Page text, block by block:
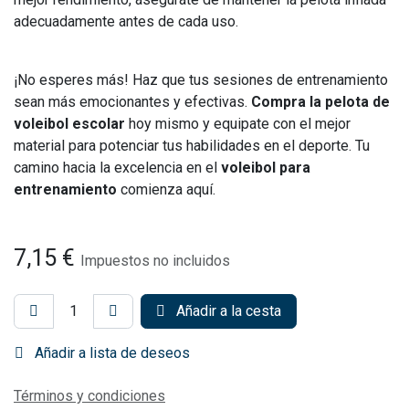
adecuadamente antes de cada uso.
¡No esperes más! Haz que tus sesiones de entrenamiento
sean más emocionantes y efectivas. Compra la pelota de
voleibol escolar hoy mismo y equipate con el mejor
material para potenciar tus habilidades en el deporte. Tu
camino hacia la excelencia en el voleibol para
entrenamiento comienza aquí.
7,15 € Impuestos no incluidos
Añadir a la cesta
Añadir a lista de deseos
Términos y condiciones